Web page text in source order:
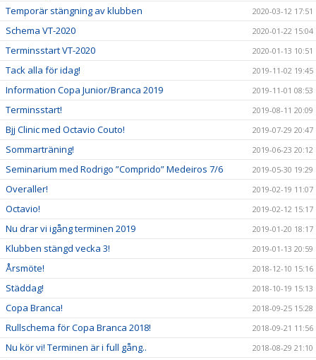
Temporär stängning av klubben 2020-03-12 17:51
Schema VT-2020 2020-01-22 15:04
Terminsstart VT-2020 2020-01-13 10:51
Tack alla för idag! 2019-11-02 19:45
Information Copa Junior/Branca 2019 2019-11-01 08:53
Terminsstart! 2019-08-11 20:09
Bjj Clinic med Octavio Couto! 2019-07-29 20:47
Sommarträning! 2019-06-23 20:12
Seminarium med Rodrigo ”Comprido” Medeiros 7/6 2019-05-30 19:29
Overaller! 2019-02-19 11:07
Octavio! 2019-02-12 15:17
Nu drar vi igång terminen 2019 2019-01-20 18:17
Klubben stängd vecka 3! 2019-01-13 20:59
Årsmöte! 2018-12-10 15:16
Städdag! 2018-10-19 15:13
Copa Branca! 2018-09-25 15:28
Rullschema för Copa Branca 2018! 2018-09-21 11:56
Nu kör vi! Terminen är i full gång.. 2018-08-29 21:10